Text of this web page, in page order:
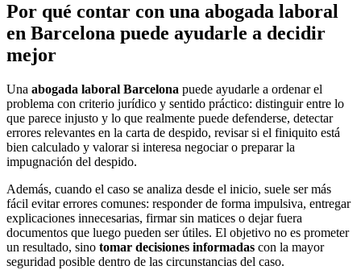
Por qué contar con una abogada laboral
en Barcelona puede ayudarle a decidir
mejor
Una abogada laboral Barcelona puede ayudarle a ordenar el
problema con criterio jurídico y sentido práctico: distinguir entre lo
que parece injusto y lo que realmente puede defenderse, detectar
errores relevantes en la carta de despido, revisar si el finiquito está
bien calculado y valorar si interesa negociar o preparar la
impugnación del despido.
Además, cuando el caso se analiza desde el inicio, suele ser más
fácil evitar errores comunes: responder de forma impulsiva, entregar
explicaciones innecesarias, firmar sin matices o dejar fuera
documentos que luego pueden ser útiles. El objetivo no es prometer
un resultado, sino tomar decisiones informadas con la mayor
seguridad posible dentro de las circunstancias del caso.